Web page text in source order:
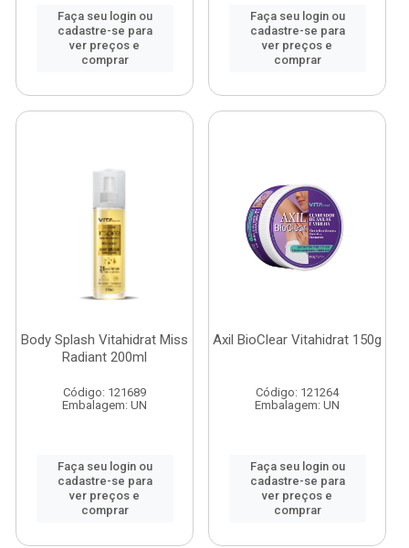
Faça seu login ou
cadastre-se para
ver preços e
comprar
Faça seu login ou
cadastre-se para
ver preços e
comprar
Body Splash Vitahidrat Miss
Radiant 200ml
Código: 121689
Embalagem: UN
Faça seu login ou
cadastre-se para
ver preços e
comprar
Axil BioClear Vitahidrat 150g
Código: 121264
Embalagem: UN
Faça seu login ou
cadastre-se para
ver preços e
comprar